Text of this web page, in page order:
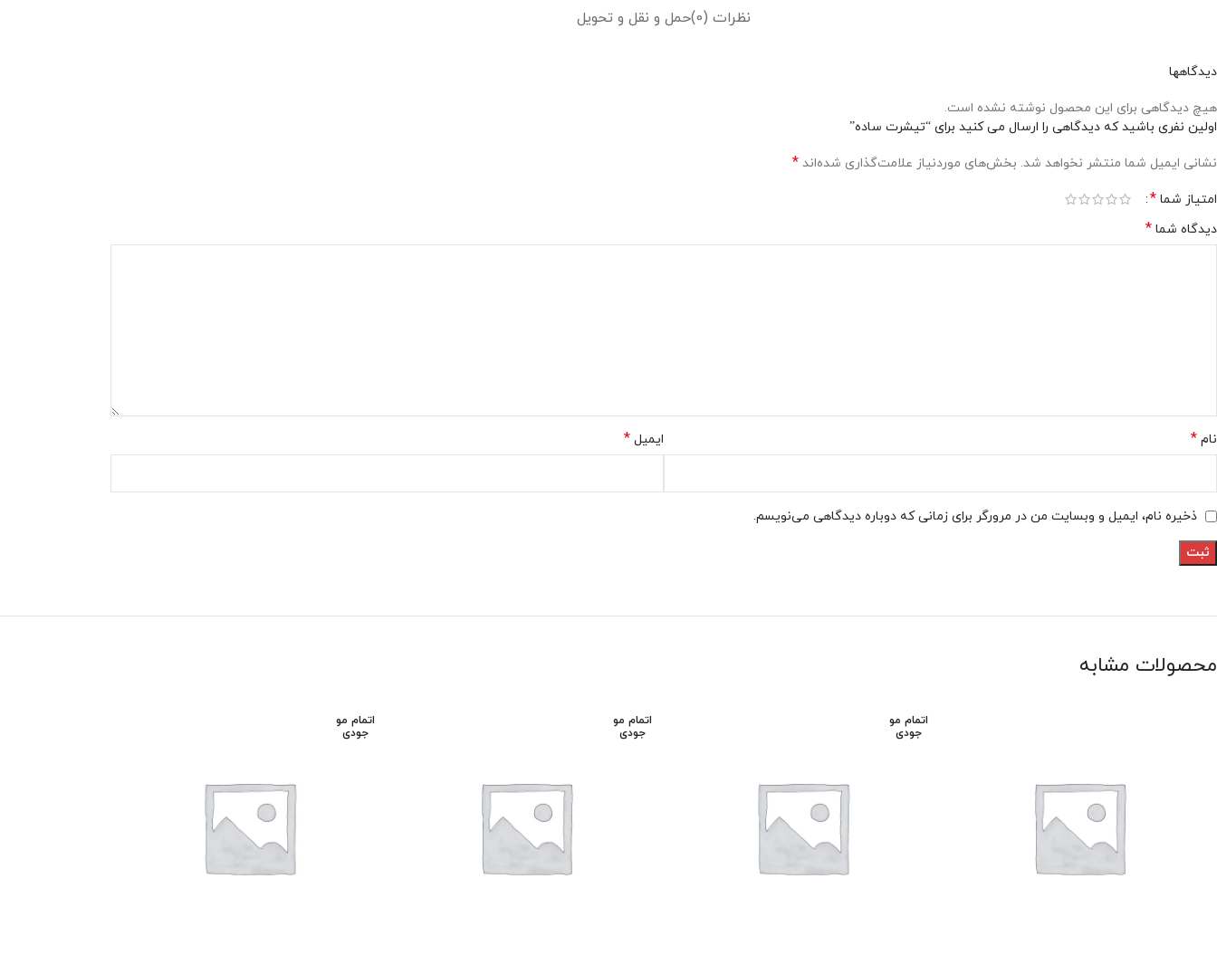
نظرات (0) حمل و نقل و تحویل
دیدگاهها
هیچ دیدگاهی برای این محصول نوشته نشده است.
اولین نفری باشید که دیدگاهی را ارسال می کنید برای “تیشرت ساده”
نشانی ایمیل شما منتشر نخواهد شد. بخش‌های موردنیاز علامت‌گذاری شده‌اند *
امتیاز شما *
دیدگاه شما *
نام * ایمیل *
ذخیره نام، ایمیل و وبسایت من در مرورگر برای زمانی که دوباره دیدگاهی می‌نویسم.
محصولات مشابه
اتمام مو
جودی
اتمام مو
جودی
اتمام مو
جودی